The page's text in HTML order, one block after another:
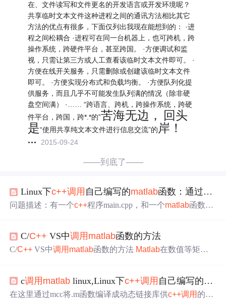
在、文件读写和文件更名的开发语言或开发环境呢？
共享临时文本文件这种进程之间的通讯方法相比其它
方法的优点有很多，下面仅列出我现在能想到的： ·进
程之间松耦合 ·进程可在同一台机器上，也可跨机，跨
操作系统，跨硬件平台，甚至跨国。 ·方便调试和监
视，只需让第三方或人工查看该临时文本文件即可。 ·
方便在线开关服务，只需删除或创建该临时文本文件
即可。 ·方便实现分布式和负载均衡。 ·方便队列化提
供服务，而且几乎不可能发生队列满的情况（除非硬
盘空间满） ·…… “跨语言、跨机，跨操作系统，跨硬
件平台，跨国，跨*.*的”苦海无边，
回头
是“使用共享纯文本文件进行信息交流”的 岸！
2015-09-24
——到底了——
Linux下c++调用 自己编写的matlab函数：通过
问题描述：有一个c++程序main.cpp，和一个matlab函数my
3）main.cpp中接收myFunc.m返回的和并输出。实验平台
是：ubuntu 12.04.5 + g++4.6 +matlab2012a。
C/C++ VS中调用 matlab函数的方法
C/C++ VS中调用 matlab函数的方法 Matlab在数值等矩阵
数进行混合编程。下面主要介绍VS中调用 matlab函数的环
境配置方法。 本人的配置版本：VS2010 +Matlab2010b
c调用 matlab linux,Linux下c++调用 自己编写的
在这里通过mcc将.m函数编译成动态链接库供c++调用 的方